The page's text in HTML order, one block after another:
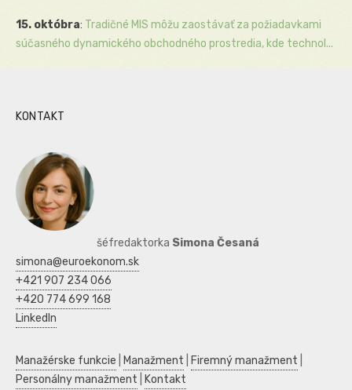
15. októbra: Tradičné MIS môžu zaostávať za požiadavkami
súčasného dynamického obchodného prostredia, kde technol...
KONTAKT
šéfredaktorka Simona Česaná
simona@euroekonom.sk
+421 907 234 066
+420 774 699 168
LinkedIn
Manažérske funkcie Manažment Firemný manažment
Personálny manažment
Kontakt